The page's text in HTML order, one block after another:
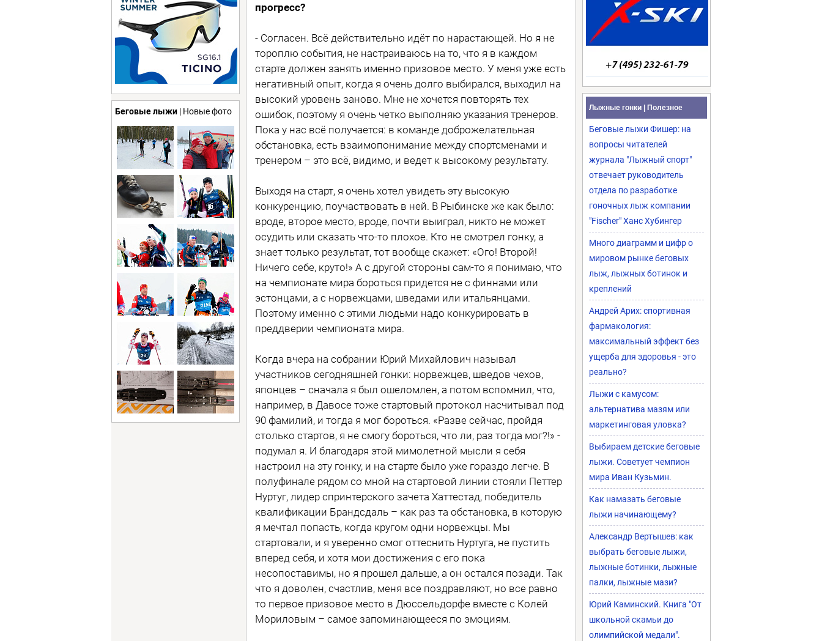
Беговые лыжи | Новые фото
прогресс?
- Согласен. Всё действительно идёт по нарастающей. Но я не
тороплю события, не настраиваюсь на то, что я в каждом
старте должен занять именно призовое место. У меня уже есть
негативный опыт, когда я очень долго выбирался, выходил на
высокий уровень заново. Мне не хочется повторять тех
ошибок, поэтому я очень четко выполняю указания тренеров.
Пока у нас всё получается: в команде доброжелательная
обстановка, есть взаимопонимание между спортсменами и
тренером – это всё, видимо, и ведет к высокому результату.
Выходя на старт, я очень хотел увидеть эту высокую
конкуренцию, поучаствовать в ней. В Рыбинске же как было:
вроде, второе место, вроде, почти выиграл, никто не может
осудить или сказать что-то плохое. Кто не смотрел гонку, а
знает только результат, тот вообще скажет: «Ого! Второй!
Ничего себе, круто!» А с другой стороны сам-то я понимаю, что
на чемпионате мира бороться придется не с финнами или
эстонцами, а с норвежцами, шведами или итальянцами.
Поэтому именно с этими людьми надо конкурировать в
преддверии чемпионата мира.
Когда вчера на собрании Юрий Михайлович называл
участников сегодняшней гонки: норвежцев, шведов чехов,
японцев – сначала я был ошеломлен, а потом вспомнил, что,
например, в Давосе тоже стартовый протокол насчитывал под
90 фамилий, и тогда я мог бороться. «Разве сейчас, пройдя
столько стартов, я не смогу бороться, что ли, раз тогда мог?!» -
подумал я. И благодаря этой мимолетной мысли я себя
настроил на эту гонку, и на старте было уже гораздо легче. В
полуфинале рядом со мной на стартовой линии стояли Петтер
Нуртуг, лидер спринтерского зачета Хаттестад, победитель
квалификации Брандсдаль – как раз та обстановка, в которую
я мечтал попасть, когда кругом одни норвежцы. Мы
стартовали, и я уверенно смог оттеснить Нуртуга, не пустить
вперед себя, и хотя мои достижения с его пока
несопоставимы, но я прошел дальше, а он остался позади. Так
что я доволен, счастлив, меня все поздравляют, но все равно
то первое призовое место в Дюссельдорфе вместе с Колей
Мориловым – самое запоминающееся по эмоциям.
Лыжные гонки | Полезное
Беговые лыжи Фишер: на
вопросы читателей
журнала "Лыжный спорт"
отвечает руководитель
отдела по разработке
гоночных лыж компании
"Fischer" Ханс Хубингер
Много диаграмм и цифр о
мировом рынке беговых
лыж, лыжных ботинок и
креплений
Андрей Арих: спортивная
фармакология:
максимальный эффект без
ущерба для здоровья - это
реально?
Лыжи с камусом:
альтернатива мазям или
маркетинговая уловка?
Выбираем детские беговые
лыжи. Советует чемпион
мира Иван Кузьмин.
Как намазать беговые
лыжи начинающему?
Александр Вертышев: как
выбрать беговые лыжи,
лыжные ботинки, лыжные
палки, лыжные мази?
Юрий Каминский. Книга "От
школьной скамьи до
олимпийской медали".